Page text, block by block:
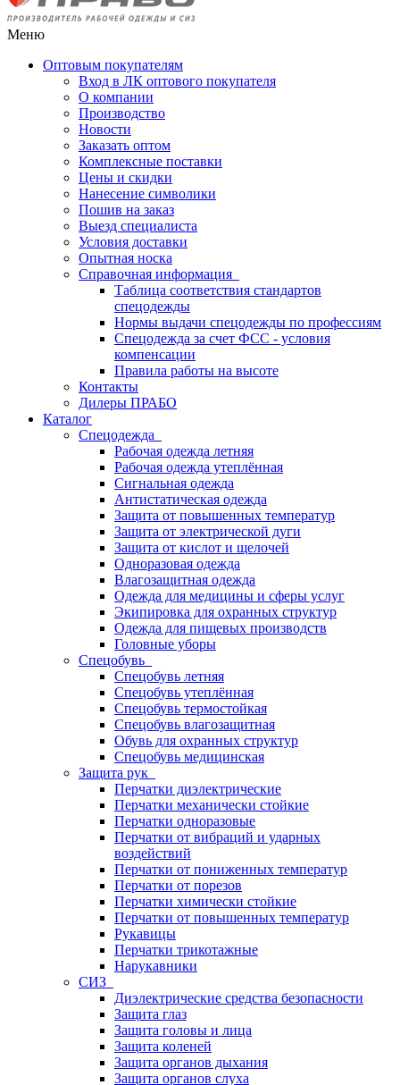
Меню
Оптовым покупателям
Вход в ЛК оптового покупателя
О компании
Производство
Новости
Заказать оптом
Комплексные поставки
Цены и скидки
Нанесение символики
Пошив на заказ
Выезд специалиста
Условия доставки
Опытная носка
Справочная информация
Таблица соответствия стандартов
спецодежды
Нормы выдачи спецодежды по профессиям
Спецодежда за счет ФСС - условия
компенсации
Правила работы на высоте
Контакты
Дилеры ПРАБО
Каталог
Спецодежда
Рабочая одежда летняя
Рабочая одежда утеплённая
Сигнальная одежда
Антистатическая одежда
Защита от повышенных температур
Защита от электрической дуги
Защита от кислот и щелочей
Одноразовая одежда
Влагозащитная одежда
Одежда для медицины и сферы услуг
Экипировка для охранных структур
Одежда для пищевых производств
Головные уборы
Спецобувь
Спецобувь летняя
Спецобувь утеплённая
Спецобувь термостойкая
Спецобувь влагозащитная
Обувь для охранных структур
Спецобувь медицинская
Защита рук
Перчатки диэлектрические
Перчатки механически стойкие
Перчатки одноразовые
Перчатки от вибраций и ударных
воздействий
Перчатки от пониженных температур
Перчатки от порезов
Перчатки химически стойкие
Перчатки от повышенных температур
Рукавицы
Перчатки трикотажные
Нарукавники
СИЗ
Диэлектрические средства безопасности
Защита глаз
Защита головы и лица
Защита коленей
Защита органов дыхания
Защита органов слуха